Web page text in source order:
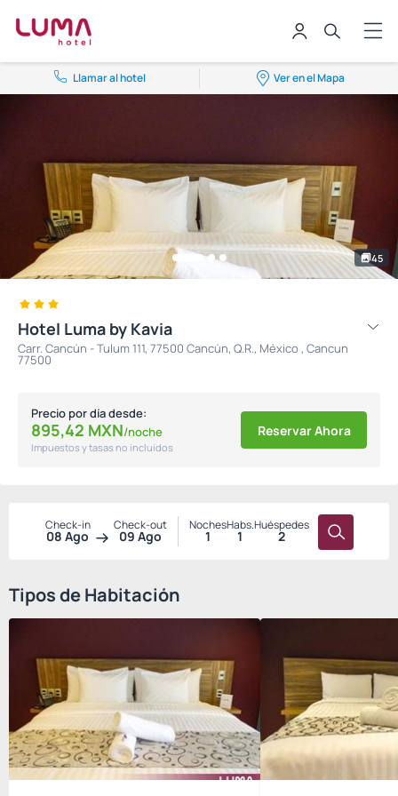
Llamar al hotel Ver en el Mapa
45
Hotel Luma by Kavia
Carr. Cancún - Tulum 111, 77500 Cancún, Q.R., México , Cancun
77500
Precio por día desde:
895,42 MXN/noche
Impuestos y tasas no incluidos
Reservar Ahora
Check-in
08 Ago
Check-out
09 Ago
Noches
1
Habs.
1
Huéspedes
2
Tipos de Habitación